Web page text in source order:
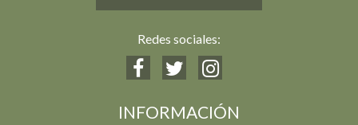
Redes sociales:
INFORMACIÓN